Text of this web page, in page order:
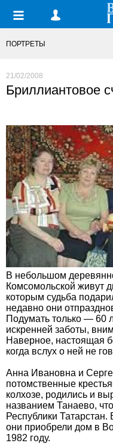
ПОРТРЕТЫ
21/02/2008
Бриллиантовое
В небольшом
Комсомольской живут
которым судьба
недавно они
Подумать только — 60
искренней заботы,
Наверное, настоящая
когда вслух о ней не
Анна Ивановна и
потомственные
колхозе, родились и
названием Танаево,
Республики
они приобрели дом в
1982 году.